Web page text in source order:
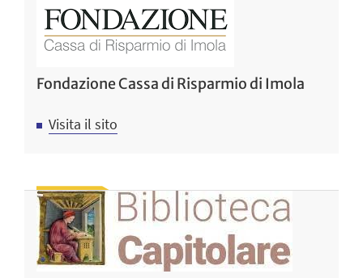
Fondazione Cassa di Risparmio di Imola
Visita il sito